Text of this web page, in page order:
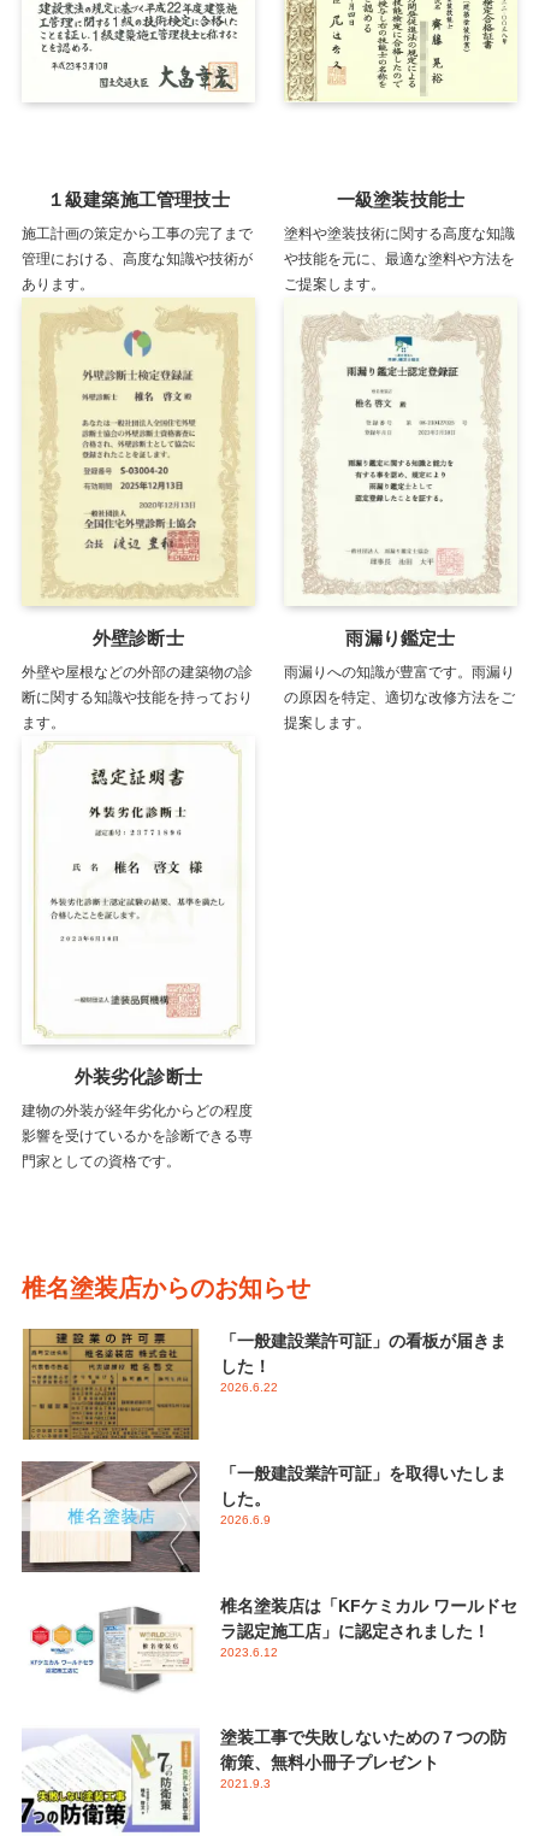
１級建築施工管理技士
施工計画の策定から工事の完了まで
管理における、高度な知識や技術が
あります。
一級塗装技能士
塗料や塗装技術に関する高度な知識
や技能を元に、最適な塗料や方法を
ご提案します。
外壁診断士
外壁や屋根などの外部の建築物の診
断に関する知識や技能を持っており
ます。
雨漏り鑑定士
雨漏りへの知識が豊富です。雨漏り
の原因を特定、適切な改修方法をご
提案します。
外装劣化診断士
建物の外装が経年劣化からどの程度
影響を受けているかを診断できる専
門家としての資格です。
椎名塗装店からのお知らせ
「一般建設業許可証」の看板が届きま
した！
2026.6.22
「一般建設業許可証」を取得いたしま
した。
2026.6.9
椎名塗装店は「KFケミカル ワールドセ
ラ認定施工店」に認定されました！
2023.6.12
塗装工事で失敗しないための７つの防
衛策、無料小冊子プレゼント
2021.9.3